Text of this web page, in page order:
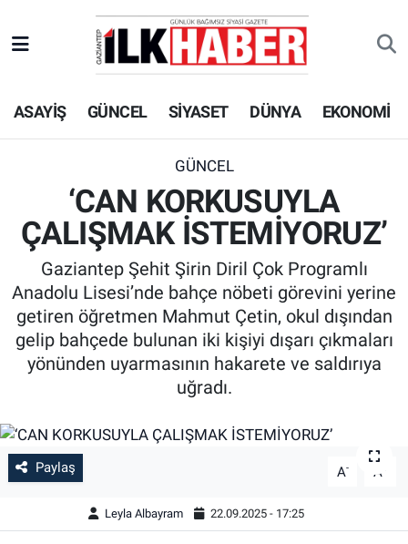
ASAYİŞ GÜNCEL SİYASET DÜNYA EKONOMİ
GÜNCEL
‘CAN KORKUSUYLA
ÇALIŞMAK İSTEMİYORUZ’
Gaziantep Şehit Şirin Diril Çok Programlı
Anadolu Lisesi’nde bahçe nöbeti görevini yerine
getiren öğretmen Mahmut Çetin, okul dışından
gelip bahçede bulunan iki kişiyi dışarı çıkmaları
yönünden uyarmasının hakarete ve saldırıya
uğradı.
Paylaş A- A
Leyla Albayram 22.09.2025 - 17:25
EKONOMİ
SİYASET
SPOR
TEKNOLOJİ
ASAYİŞ
EĞİTİM
Beyoğlu Hava Durumu
Beyoğlu Trafik Yoğunluk Haritası
Süper Lig Puan Durumu ve Fikstür
Tüm Manşetler
Son Dakika Haberleri
Haber Arşivi